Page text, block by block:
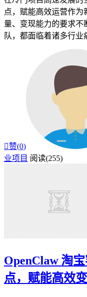
点，赋能高效运营作
量、变现能力的要求不
队，都面临着诸多行业
赞(0)
业项目 阅读(255)
OpenClaw 淘
点，赋能高效